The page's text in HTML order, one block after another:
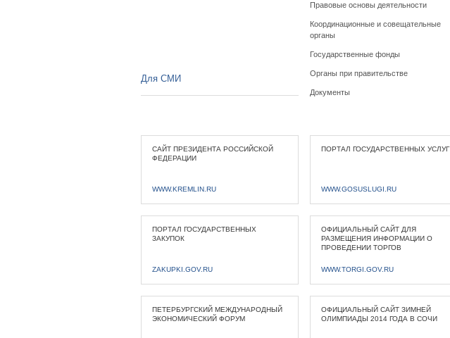
Правовые основы деятельности
Координационные и совещательные
органы
Государственные фонды
Органы при правительстве
Документы
Для СМИ
САЙТ ПРЕЗИДЕНТА РОССИЙСКОЙ
ФЕДЕРАЦИИ
WWW.KREMLIN.RU
ПОРТАЛ ГОСУДАРСТВЕННЫХ УСЛУГ
WWW.GOSUSLUGI.RU
ПОРТАЛ ГОСУДАРСТВЕННЫХ
ЗАКУПОК
ZAKUPKI.GOV.RU
ОФИЦИАЛЬНЫЙ САЙТ ДЛЯ
РАЗМЕЩЕНИЯ ИНФОРМАЦИИ О
ПРОВЕДЕНИИ ТОРГОВ
WWW.TORGI.GOV.RU
ПЕТЕРБУРГСКИЙ МЕЖДУНАРОДНЫЙ
ЭКОНОМИЧЕСКИЙ ФОРУМ
ОФИЦИАЛЬНЫЙ САЙТ ЗИМНЕЙ
ОЛИМПИАДЫ 2014 ГОДА В СОЧИ